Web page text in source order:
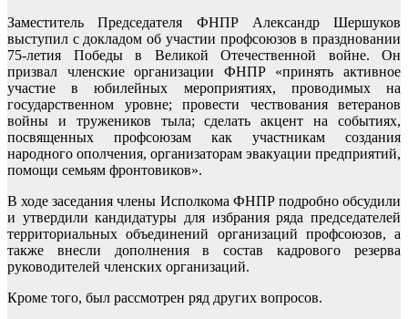
Заместитель Председателя ФНПР Александр Шершуков
выступил с докладом об участии профсоюзов в праздновании
75-летия Победы в Великой Отечественной войне. Он
призвал членские организации ФНПР «принять активное
участие в юбилейных мероприятиях, проводимых на
государственном уровне; провести чествования ветеранов
войны и тружеников тыла; сделать акцент на событиях,
посвященных профсоюзам как участникам создания
народного ополчения, организаторам эвакуации предприятий,
помощи семьям фронтовиков».
В ходе заседания члены Исполкома ФНПР подробно обсудили
и утвердили кандидатуры для избрания ряда председателей
территориальных объединений организаций профсоюзов, а
также внесли дополнения в состав кадрового резерва
руководителей членских организаций.
Кроме того, был рассмотрен ряд других вопросов.